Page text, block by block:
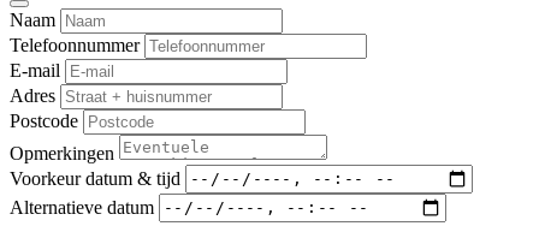
Naam
Telefoonnummer
E-mail
Adres
Postcode
Opmerkingen
Voorkeur datum & tijd
Alternatieve datum